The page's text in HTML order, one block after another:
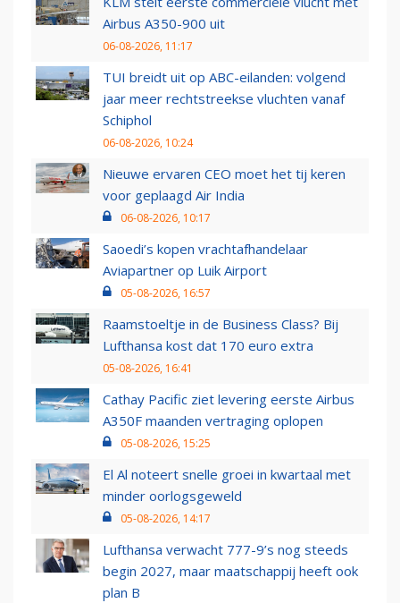
Airbus A350-900 uit
06-08-2026, 11:17
TUI breidt uit op ABC-eilanden: volgend
jaar meer rechtstreekse vluchten vanaf
Schiphol
06-08-2026, 10:24
Nieuwe ervaren CEO moet het tij keren
voor geplaagd Air India
06-08-2026, 10:17
Saoedi’s kopen vrachtafhandelaar
Aviapartner op Luik Airport
05-08-2026, 16:57
Raamstoeltje in de Business Class? Bij
Lufthansa kost dat 170 euro extra
05-08-2026, 16:41
Cathay Pacific ziet levering eerste Airbus
A350F maanden vertraging oplopen
05-08-2026, 15:25
El Al noteert snelle groei in kwartaal met
minder oorlogsgeweld
05-08-2026, 14:17
Lufthansa verwacht 777-9’s nog steeds
begin 2027, maar maatschappij heeft ook
plan B